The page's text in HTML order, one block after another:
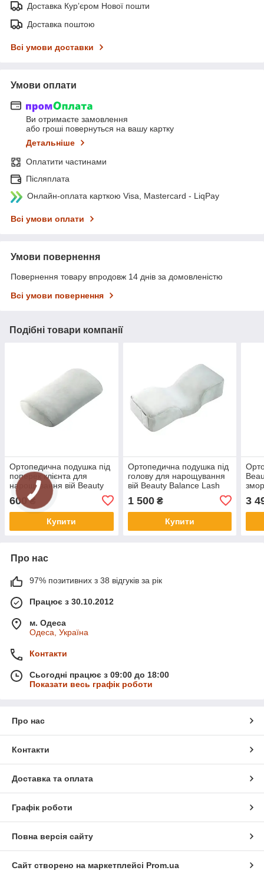
Доставка Курʼєром Нової пошти
Доставка поштою
Всі умови доставки
Умови оплати
Ви отримаєте замовлення
або гроші повернуться на вашу картку
Детальніше
Оплатити частинами
Післяплата
Онлайн-оплата карткою Visa, Mastercard - LiqPay
Всі умови оплати
Умови повернення
Повернення товару впродовж 14 днів за домовленістю
Всі умови повернення
Подібні товари компанії
Ортопедична подушка під
поперек клієнта для
нарощування вій Beauty
Balance Lash
600 ₴
Купити
Ортопедична подушка під
голову для нарощування
вій Beauty Balance Lash
1 500₴
Купити
3
Про нас
97% позитивних з 38 відгуків за рік
Працює з 30.10.2012
м. Одеса
Одеса, Україна
Контакти
Сьогодні працює з 09:00 до 18:00
Показати весь графік роботи
Про нас
Контакти
Доставка та оплата
Графік роботи
Повна версія сайту
Сайт створено на маркетплейсі Prom.ua